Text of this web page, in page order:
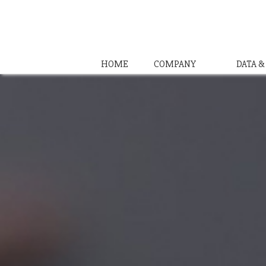
HOME COMPANY DATA